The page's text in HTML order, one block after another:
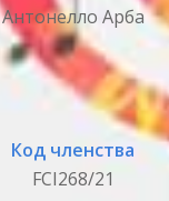
Антонелло Арба
Код членства
FCI268/21